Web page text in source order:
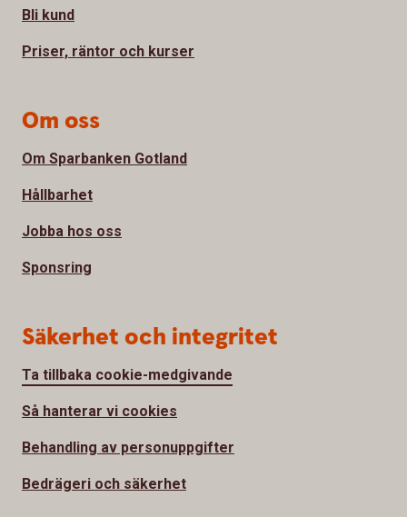
Bli kund
Priser, räntor och kurser
Om oss
Om Sparbanken Gotland
Hållbarhet
Jobba hos oss
Sponsring
Säkerhet och integritet
Ta tillbaka cookie-medgivande
Så hanterar vi cookies
Behandling av personuppgifter
Bedrägeri och säkerhet